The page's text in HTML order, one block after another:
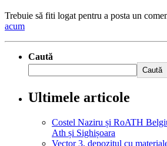
Trebuie să fiti logat pentru a posta un
acum
Caută
Caută
Ultimele articole
Costel Naziru și RoATH
Ath și Sighișoara
Vector 3, depozitul cu